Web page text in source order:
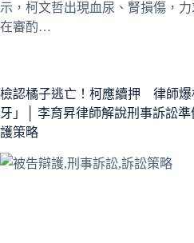
示，柯文哲出現血尿、腎損傷，
在審酌…
檢認橘子逃亡！柯應續押 律師爆
牙」│ 李育昇律師解說刑事訴訟
護策略